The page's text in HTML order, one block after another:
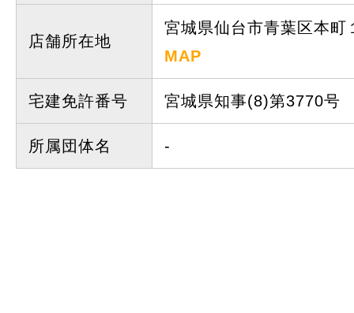
店舗所在地
宮城県仙台市青葉区本
MAP
宅建免許番号 宮城県知事(8)第3770号
所属団体名 -